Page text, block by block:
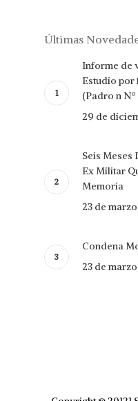
Últimas
Informe de
Estudio por
(Padro n Nº
29 de
Seis Meses
Ex Militar
Memoria
23 de
Condena
23 de